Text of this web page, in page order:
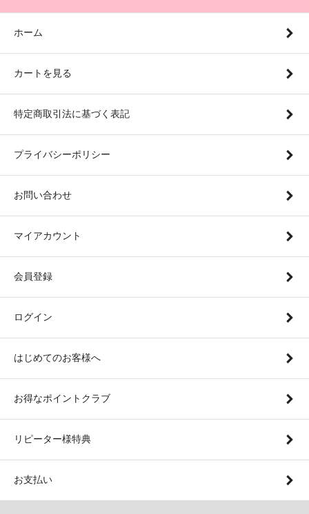
ホーム
カートを見る
特定商取引法に基づく表記
プライバシーポリシー
お問い合わせ
マイアカウント
会員登録
ログイン
はじめてのお客様へ
お得なポイントクラブ
リピーター様特典
お支払い